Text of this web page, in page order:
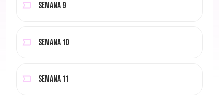
Semana 9
Semana 10
Semana 11